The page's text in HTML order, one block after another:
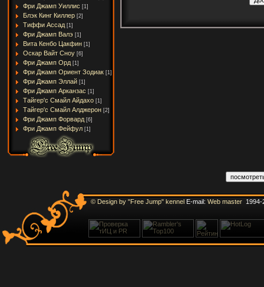
Фри Джамп Уиллис [1]
Блэк Кинг Киллер [2]
Тиффи Ассад [1]
Фри Джамп Валэ [1]
Вита Кенбо Цакфин [1]
Оскар Вайт Сноу [6]
Фри Джамп Орд [1]
Фри Джамп Ориент Зодиак [1]
Фри Джамп Эллай [1]
Фри Джамп Арканзас [1]
Тайгер'с Смайл Айдахо [1]
Тайгер'с Смайл Алджерон [2]
Фри Джамп Форвард [6]
Фри Джамп Фейфул [1]
© Design by "Free Jump" kennelE-mail: Web master